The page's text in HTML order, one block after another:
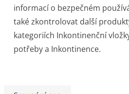
informací o bezpečném
také zkontrolovat další
kategoriích Inkontinenční
potřeby a Inkontinence.